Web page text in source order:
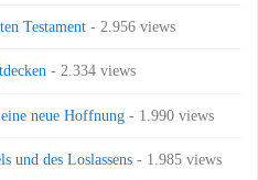
Testament - 2.956 views
- 2.334 views
neue Hoffnung - 1.990 views
und des Loslassens - 1.985 views